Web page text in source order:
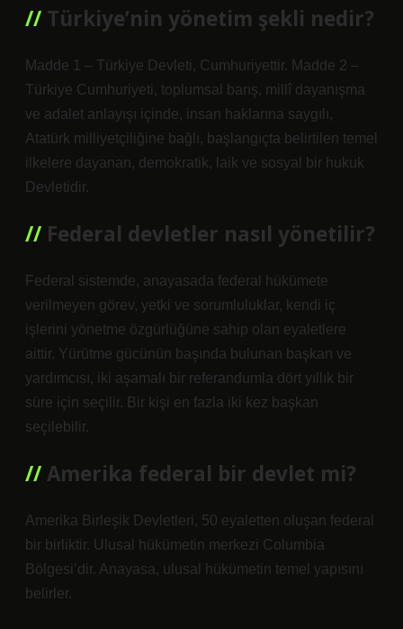
Türkiye’nin yönetim şekli nedir?
Madde 1 – Türkiye Devleti, Cumhuriyettir. Madde 2 –
Türkiye Cumhuriyeti, toplumsal barış, millî dayanışma
ve adalet anlayışı içinde, insan haklarına saygılı,
Atatürk milliyetçiliğine bağlı, başlangıçta belirtilen temel
ilkelere dayanan, demokratik, laik ve sosyal bir hukuk
Devletidir.
Federal devletler nasıl yönetilir?
Federal sistemde, anayasada federal hükümete
verilmeyen görev, yetki ve sorumluluklar, kendi iç
işlerini yönetme özgürlüğüne sahip olan eyaletlere
aittir. Yürütme gücünün başında bulunan başkan ve
yardımcısı, iki aşamalı bir referandumla dört yıllık bir
süre için seçilir. Bir kişi en fazla iki kez başkan
seçilebilir.
Amerika federal bir devlet mi?
Amerika Birleşik Devletleri, 50 eyaletten oluşan federal
bir birliktir. Ulusal hükümetin merkezi Columbia
Bölgesi’dir. Anayasa, ulusal hükümetin temel yapısını
belirler.